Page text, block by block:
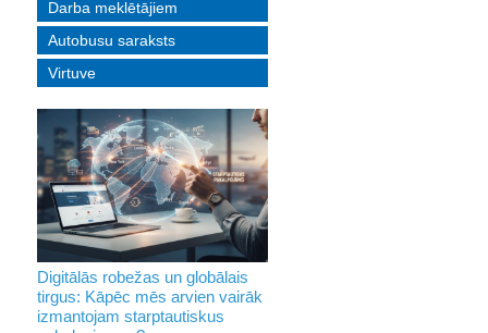
Darba meklētājiem
Autobusu saraksts
Virtuve
Digitālās robežas un globālais
tirgus: Kāpēc mēs arvien vairāk
izmantojam starptautiskus